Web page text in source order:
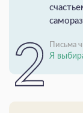
Письма
Я